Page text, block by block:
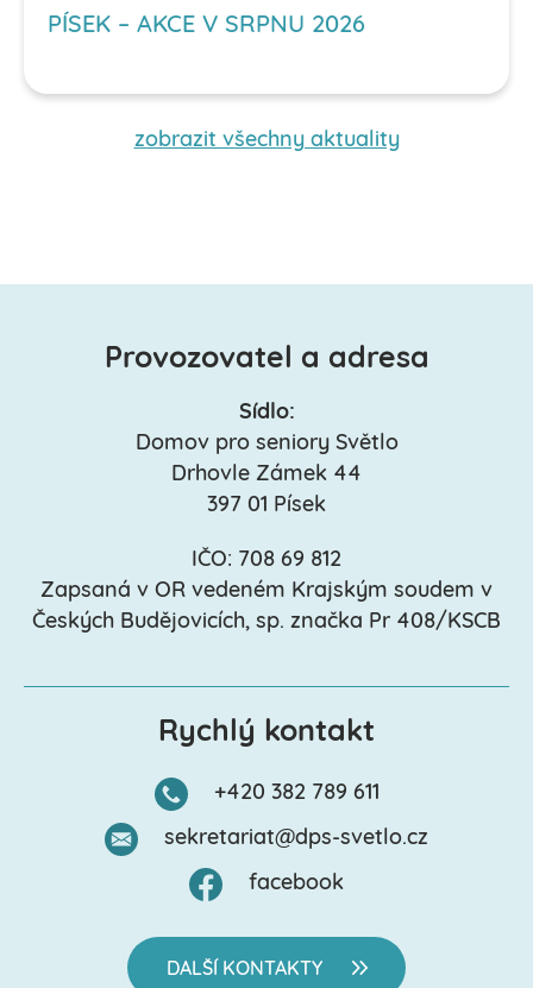
PÍSEK – AKCE V SRPNU 2026
zobrazit všechny aktuality
Provozovatel a adresa
Sídlo:
Domov pro seniory Světlo
Drhovle Zámek 44
397 01 Písek
IČO: 708 69 812
Zapsaná v OR vedeném Krajským soudem v
Českých Budějovicích, sp. značka Pr 408/KSCB
Rychlý kontakt
+420 382 789 611
sekretariat@dps-svetlo.cz
facebook
DALŠÍ KONTAKTY